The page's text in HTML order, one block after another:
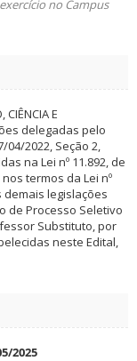
no Campus
CIÊNCIA E
delegadas pelo
04/2022, Seção 2,
na Lei nº 11.892, de
termos da Lei nº
demais legislações
de Processo Seletivo
Substituto, por
neste Edital,
2025